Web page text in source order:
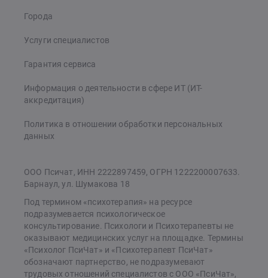
Города
Услуги специалистов
Гарантия сервиса
Информация о деятельности в сфере ИТ (ИТ-
аккредитация)
Политика в отношении обработки персональных
данных
ООО Псичат, ИНН 2222897459, ОГРН 1222200007633.
Барнаул, ул. Шумакова 18
Под термином «психотерапия» на ресурсе
подразумевается психологическое
консультирование. Психологи и Психотерапевты не
оказывают медицинских услуг на площадке. Термины
«Психолог ПсиЧат» и «Психотерапевт ПсиЧат»
обозначают партнерство, не подразумевают
трудовых отношений специалистов с ООО «ПсиЧат»,